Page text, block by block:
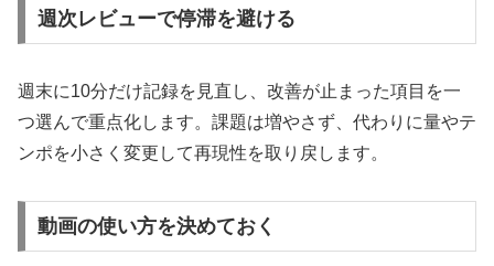
週次レビューで停滞を避ける
週末に10分だけ記録を見直し、改善が止まった項目を一
つ選んで重点化します。課題は増やさず、代わりに量やテ
ンポを小さく変更して再現性を取り戻します。
動画の使い方を決めておく